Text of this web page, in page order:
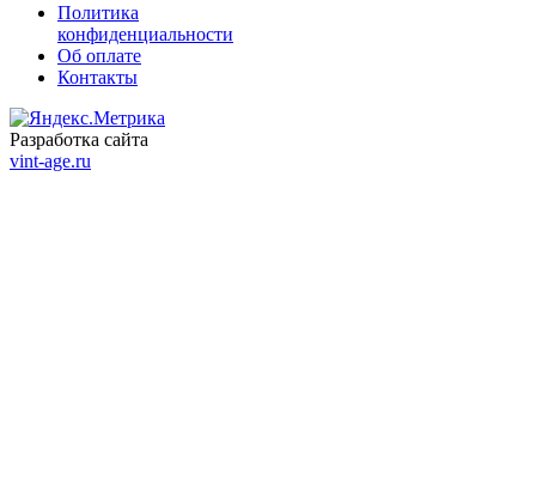
Политика
конфиденциальности
Об оплате
Контакты
Разработка сайта
vint-age.ru